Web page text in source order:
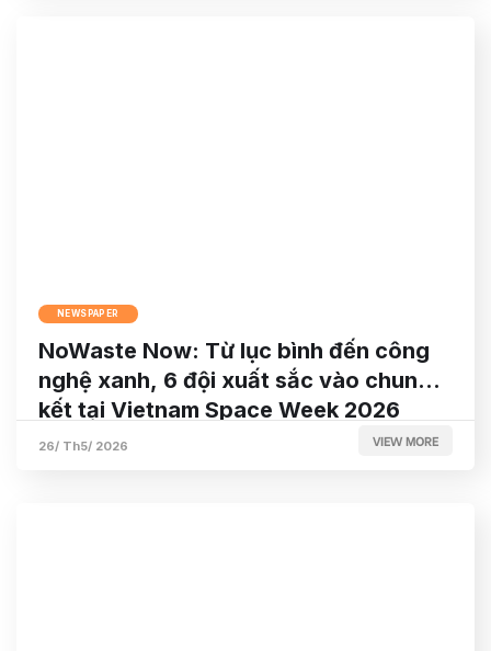
NEWSPAPER
NoWaste Now: Từ lục bình đến công
nghệ xanh, 6 đội xuất sắc vào chung
kết tại Vietnam Space Week 2026
26/ Th5/ 2026 VIEW MORE